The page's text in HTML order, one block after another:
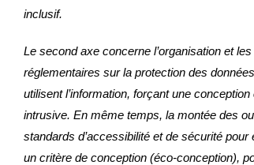
inclusif.
Le second axe concerne l’organisation et
réglementaires sur la protection des
utilisent l’information, forçant une
intrusive. En même temps, la montée des
standards d’accessibilité et de sécurité
un critère de conception (éco‑conception),